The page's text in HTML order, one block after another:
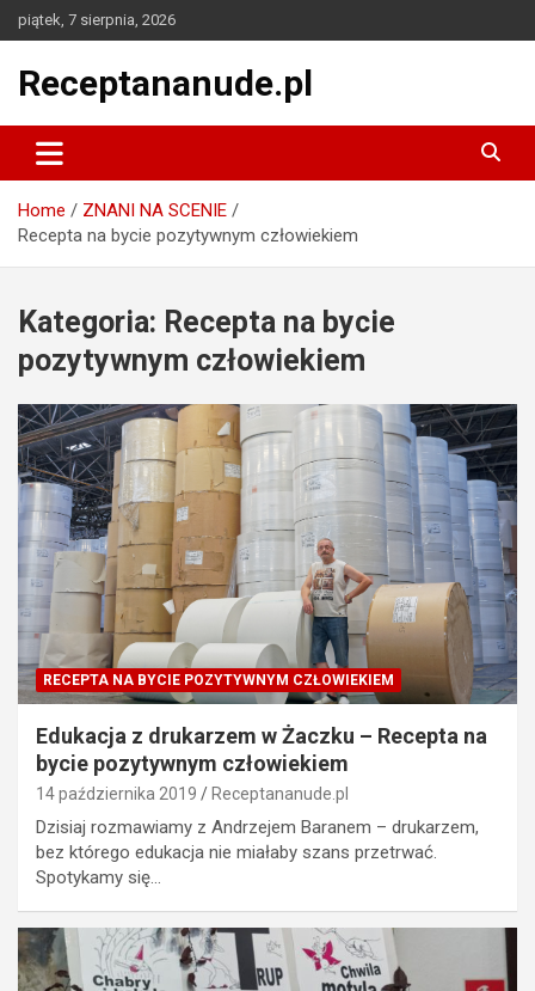
Skip
to
piątek, 7 sierpnia, 2026
Receptananude.pl
Home
ZNANI NA SCENIE
Recepta na bycie pozytywnym człowiekiem
Kategoria: Recepta na bycie
pozytywnym człowiekiem
RECEPTA NA BYCIE POZYTYWNYM CZŁOWIEKIEM
Edukacja z drukarzem w Żaczku – Recepta na
bycie pozytywnym człowiekiem
14 października 2019 Receptananude.pl
Dzisiaj rozmawiamy z Andrzejem Baranem – drukarzem,
bez którego edukacja nie miałaby szans przetrwać.
Spotykamy się…